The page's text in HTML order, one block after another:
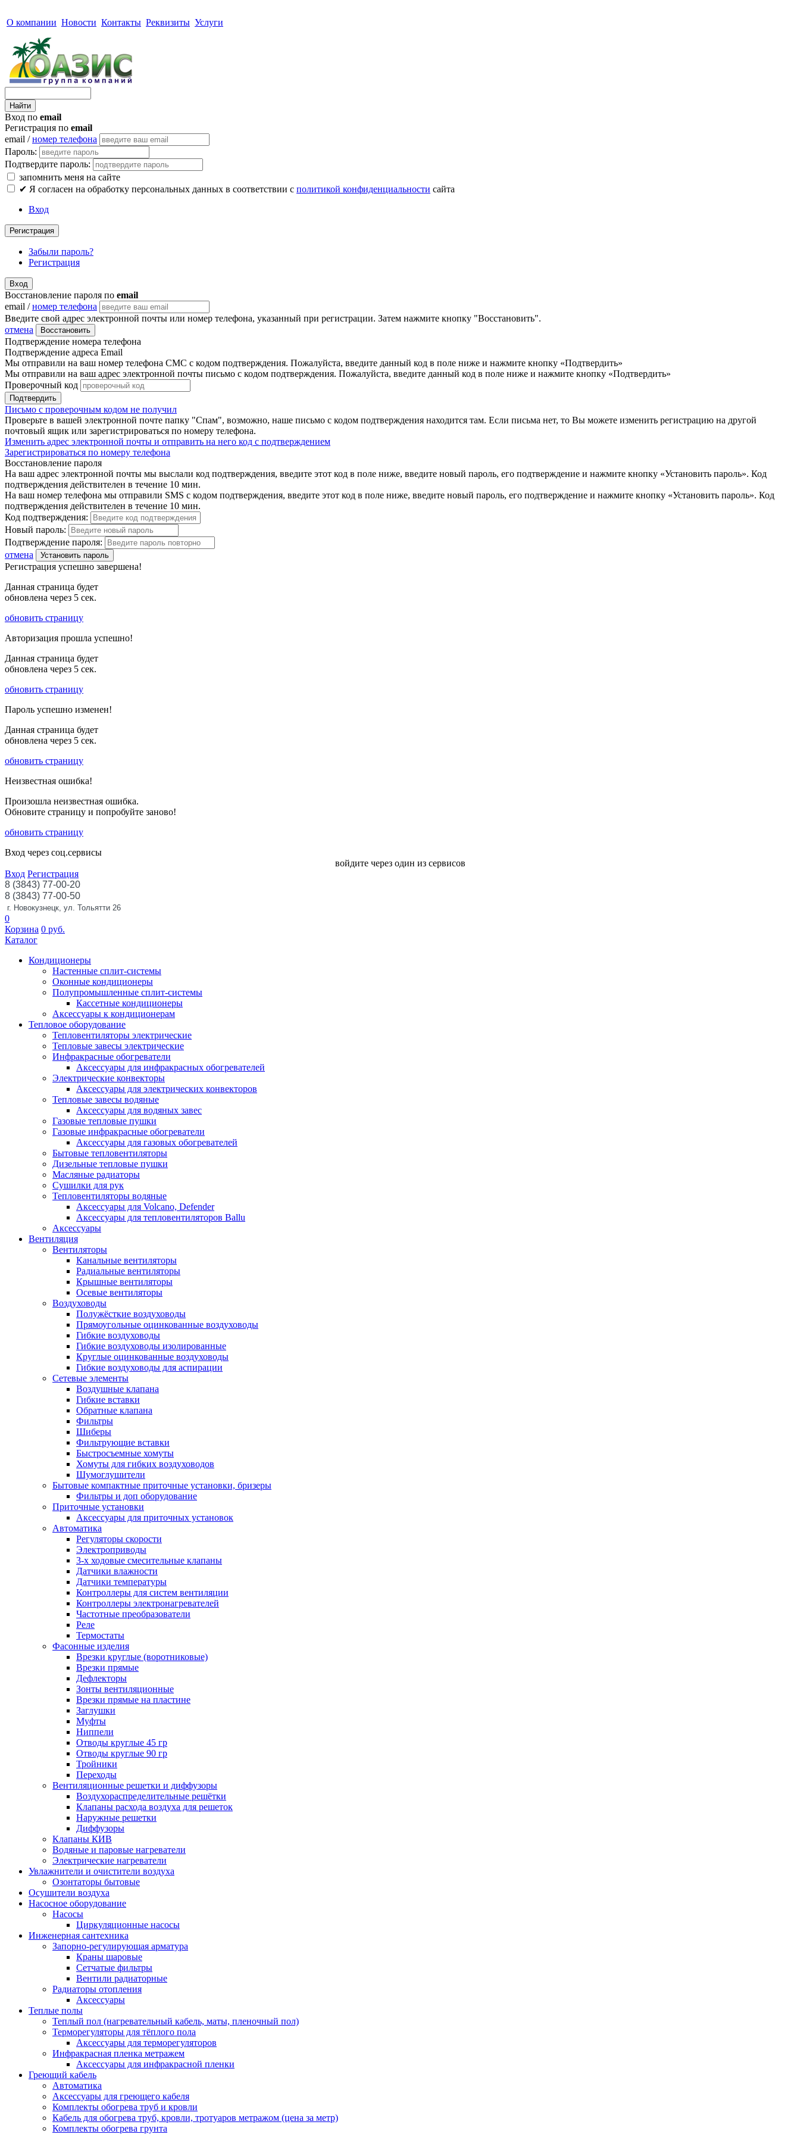
О компании Новости Контакты Реквизиты Услуги
Вход по email
Регистрация по email
email /номер телефона
Пароль:
Подтвердите пароль:
запомнить меня на сайте
✔ Я согласен на обработку персональных данных в соответствии с политикой конфиденциальности сайта
Вход
Регистрация
Забыли пароль?
Регистрация
Вход
Восстановление пароля по email
email /номер телефона
Введите свой адрес электронной почты или номер телефона, указанный при регистрации. Затем нажмите кнопку "Восстановить".
отмена
Восстановить
Подтверждение номера телефона
Подтверждение адреса Email
Мы отправили на ваш номер телефона СМС с кодом подтверждения. Пожалуйста, введите данный код в поле ниже и нажмите кнопку «Подтвердить»
Мы отправили на ваш адрес электронной почты письмо с кодом подтверждения. Пожалуйста, введите данный код в поле ниже и нажмите кнопку «Подтвердить»
Проверочный код
Подтвердить
Письмо с проверочным кодом не получил
Проверьте в вашей электронной почте папку "Спам", возможно, наше письмо с кодом подтверждения находится там. Если письма нет, то Вы можете изменить регистрацию на другой
почтовый ящик или зарегистрироваться по номеру телефона.
Изменить адрес электронной почты и отправить на него код с подтверждением
Зарегистрироваться по номеру телефона
Восстановление пароля
На ваш адрес электронной почты мы выслали код подтверждения, введите этот код в поле ниже, введите новый пароль, его подтверждение и нажмите кнопку «Установить пароль». Код
подтверждения действителен в течение 10 мин.
На ваш номер телефона мы отправили SMS с кодом подтверждения, введите этот код в поле ниже, введите новый пароль, его подтверждение и нажмите кнопку «Установить пароль». Код
подтверждения действителен в течение 10 мин.
Код подтверждения:
Новый пароль:
Подтверждение пароля:
отмена
Установить пароль
Регистрация успешно завершена!
Данная страница будет
обновлена через 5 сек.
обновить страницу
Авторизация прошла успешно!
Данная страница будет
обновлена через 5 сек.
обновить страницу
Пароль успешно изменен!
Данная страница будет
обновлена через 5 сек.
обновить страницу
Неизвестная ошибка!
Произошла неизвестная ошибка.
Обновите страницу и попробуйте заново!
обновить страницу
Вход через соц.сервисы
войдите через один из сервисов
Вход Регистрация
8 (3843) 77-00-20
8 (3843) 77-00-50
г. Новокузнецк, ул. Тольятти 26
0
Корзина 0 руб.
Каталог
Кондиционеры
Настенные сплит-системы
Оконные кондиционеры
Полупромышленные сплит-системы
Кассетные кондиционеры
Аксессуары к кондиционерам
Тепловое оборудование
Тепловентиляторы электрические
Тепловые завесы электрические
Инфракрасные обогреватели
Аксессуары для инфракрасных обогревателей
Электрические конвекторы
Аксессуары для электрических конвекторов
Тепловые завесы водяные
Аксессуары для водяных завес
Газовые тепловые пушки
Газовые инфракрасные обогреватели
Аксессуары для газовых обогревателей
Бытовые тепловентиляторы
Дизельные тепловые пушки
Масляные радиаторы
Сушилки для рук
Тепловентиляторы водяные
Аксессуары для Volcano, Defender
Аксессуары для тепловентиляторов Ballu
Аксессуары
Вентиляция
Вентиляторы
Канальные вентиляторы
Радиальные вентиляторы
Крышные вентиляторы
Осевые вентиляторы
Воздуховоды
Полужёсткие воздуховоды
Прямоугольные оцинкованные воздуховоды
Гибкие воздуховоды
Гибкие воздуховоды изолированные
Круглые оцинкованные воздуховоды
Гибкие воздуховоды для аспирации
Сетевые элементы
Воздушные клапана
Гибкие вставки
Обратные клапана
Фильтры
Шиберы
Фильтрующие вставки
Быстросъемные хомуты
Хомуты для гибких воздуховодов
Шумоглушители
Бытовые компактные приточные установки, бризеры
Фильтры и доп оборудование
Приточные установки
Аксессуары для приточных установок
Автоматика
Регуляторы скорости
Электроприводы
3-х ходовые смесительные клапаны
Датчики влажности
Датчики температуры
Контроллеры для систем вентиляции
Контроллеры электронагревателей
Частотные преобразователи
Реле
Термостаты
Фасонные изделия
Врезки круглые (воротниковые)
Врезки прямые
Дефлекторы
Зонты вентиляционные
Врезки прямые на пластине
Заглушки
Муфты
Ниппели
Отводы круглые 45 гр
Отводы круглые 90 гр
Тройники
Переходы
Вентиляционные решетки и диффузоры
Воздухораспределительные решётки
Клапаны расхода воздуха для решеток
Наружные решетки
Диффузоры
Клапаны КИВ
Водяные и паровые нагреватели
Электрические нагреватели
Увлажнители и очистители воздуха
Озонтаторы бытовые
Осушители воздуха
Насосное оборудование
Насосы
Циркуляционные насосы
Инженерная сантехника
Запорно-регулирующая арматура
Краны шаровые
Сетчатые фильтры
Вентили радиаторные
Радиаторы отопления
Аксессуары
Теплые полы
Теплый пол (нагревательный кабель, маты, пленочный пол)
Терморегуляторы для тёплого пола
Аксессуары для терморегуляторов
Инфракрасная пленка метражем
Аксессуары для инфракрасной пленки
Греющий кабель
Автоматика
Аксессуары для греющего кабеля
Комплекты обогрева труб и кровли
Кабель для обогрева труб, кровли, тротуаров метражом (цена за метр)
Комплекты обогрева грунта